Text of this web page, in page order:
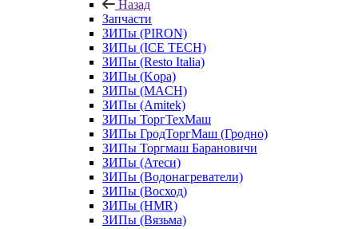
Назад
Запчасти
ЗИПы (PIRON)
ЗИПы (ICE TECH)
ЗИПы (Resto Italia)
ЗИПы (Kopa)
ЗИПы (MACH)
ЗИПы (Amitek)
ЗИПы ТоргТехМаш
ЗИПы ГродТоргМаш (Гродно)
ЗИПы Торгмаш Барановичи
ЗИПы (Атеси)
ЗИПы (Водонагреватели)
ЗИПы (Восход)
ЗИПы (HMR)
ЗИПы (Вязьма)